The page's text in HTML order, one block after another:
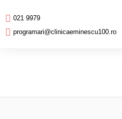
021 9979
programari@clinicaeminescu100.ro